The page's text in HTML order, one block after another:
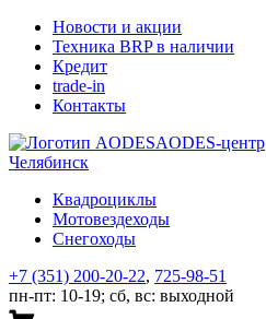
Новости и акции
Техника BRP в наличии
Кредит
trade-in
Контакты
AODES-центр
Челябинск
Квадроциклы
Мотовездеходы
Снегоходы
+7 (351) 200-20-22, 725-98-51
пн-пт: 10-19; сб, вс: выходной